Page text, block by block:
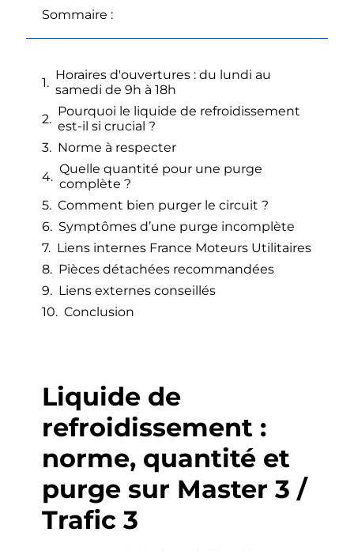
Sommaire :
Horaires d'ouvertures : du lundi au
samedi de 9h à 18h
Pourquoi le liquide de refroidissement
est-il si crucial ?
Norme à respecter
Quelle quantité pour une purge
complète ?
Comment bien purger le circuit ?
Symptômes d’une purge incomplète
Liens internes France Moteurs Utilitaires
Pièces détachées recommandées
Liens externes conseillés
Conclusion
Liquide de
refroidissement :
norme, quantité et
purge sur Master 3 /
Trafic 3